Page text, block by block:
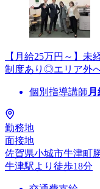
【月給25万円～】
制度あり◎エリア外
個別指導講師
勤務地
面接地
佐賀県小城市牛津町
牛津駅より徒歩18分